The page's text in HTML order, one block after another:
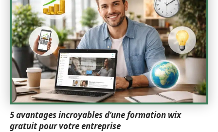
5 avantages incroyables d’une formation wix
gratuit pour votre entreprise